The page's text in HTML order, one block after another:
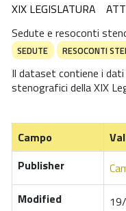
XIX LEGISLATURA
Sedute e resoconti
SEDUTE RESOCONTI
Il dataset contiene i
stenografici della XIX
Campo
Publisher
Modified